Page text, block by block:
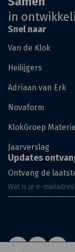
in
Snel naar
Van de Klok
Heilijgers
Adriaan van Erk
Novaform
KlokGroep
Jaarverslag
Updates
Ontvang de